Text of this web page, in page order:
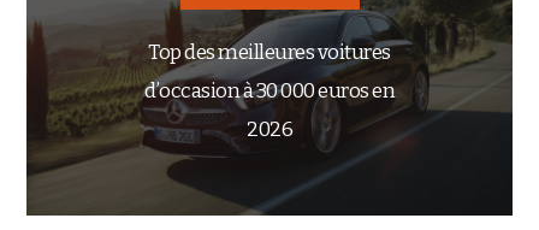
Top des meilleures voitures
d’occasion à 30 000 euros en
2026